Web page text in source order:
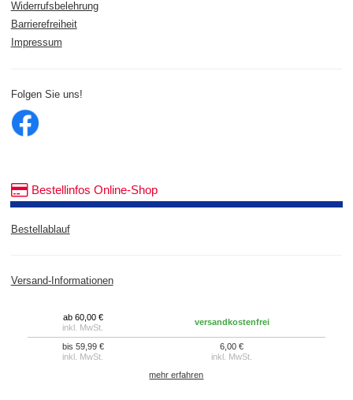
Widerrufsbelehrung
Barrierefreiheit
Impressum
Folgen Sie uns!
Bestellinfos Online-Shop
Bestellablauf
Versand-Informationen
ab 60,00 €
inkl. MwSt.
versandkostenfrei
bis 59,99 €
inkl. MwSt.
6,00 €
inkl. MwSt.
mehr erfahren